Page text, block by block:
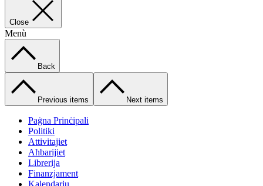
Close
Menù
Back
Previous items Next items
Paġna Prinċipali
Politiki
Attivitajiet
Aħbarijiet
Librerija
Finanzjament
Kalendarju